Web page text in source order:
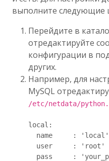
выполните следующие
Перейдите в
отредактируйте
конфигурации в
других.
Например, для
MySQL
/etc/netdata/
local:
  name     : 'local'
  user     : 'root'
pass     :